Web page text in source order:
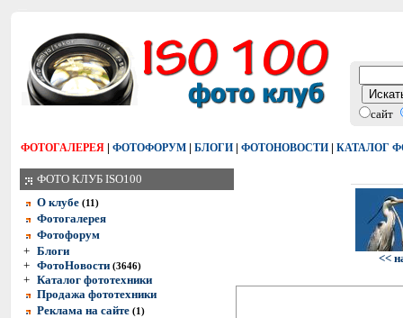
сайт
ФОТОГАЛЕРЕЯ | ФОТОФОРУМ | БЛОГИ | ФОТОНОВОСТИ | КАТАЛОГ
ФОТО КЛУБ ISO100
О клубе (11)
Фотогалерея
Фотофорум
+ Блоги
+ ФотоНовости (3646)
+ Каталог фототехники
Продажа фототехники
Реклама на сайте (1)
<<